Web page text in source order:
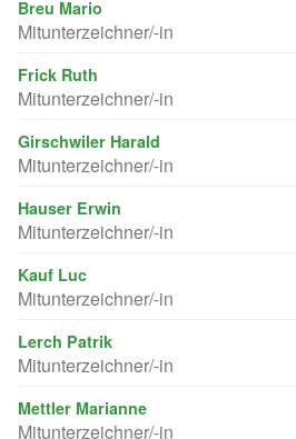
Breu Mario
Mitunterzeichner/-in
Frick Ruth
Mitunterzeichner/-in
Girschwiler Harald
Mitunterzeichner/-in
Hauser Erwin
Mitunterzeichner/-in
Kauf Luc
Mitunterzeichner/-in
Lerch Patrik
Mitunterzeichner/-in
Mettler Marianne
Mitunterzeichner/-in